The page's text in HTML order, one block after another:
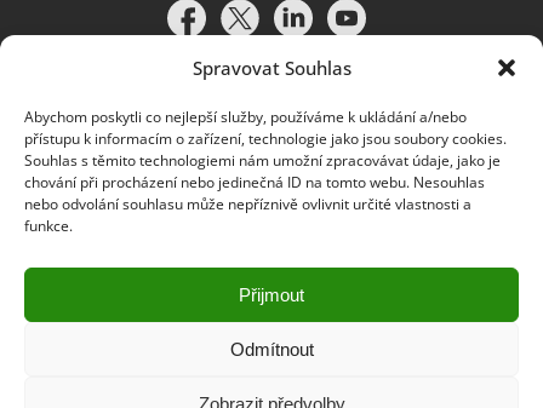
Spravovat Souhlas
Abychom poskytli co nejlepší služby, používáme k ukládání a/nebo
přístupu k informacím o zařízení, technologie jako jsou soubory cookies.
Souhlas s těmito technologiemi nám umožní zpracovávat údaje, jako je
chování při procházení nebo jedinečná ID na tomto webu. Nesouhlas
nebo odvolání souhlasu může nepříznivě ovlivnit určité vlastnosti a
funkce.
Přijmout
Odmítnout
Zobrazit předvolby
Pravidla používání|Ochrana osobních údajů|Soubory cookies |
Deloitte.cz
© 2026. Více informací najdete vPravidlech používání.
Deloitte označuje jednu či více společností globální sítě členských
a přidružené subjekty (souhrnně „organizace Deloitte“). Společnost DTTL
(rovněž označovaná jako „Deloitte Global“) a každá z jejích členských
společností a jejich přidružených subjektů je samostatným a nezávislým
právním subjektem, který není oprávněn zavazovat nebo přijímat závazky
za jinou z těchto členských společností a jejich přidružených subjektů ve